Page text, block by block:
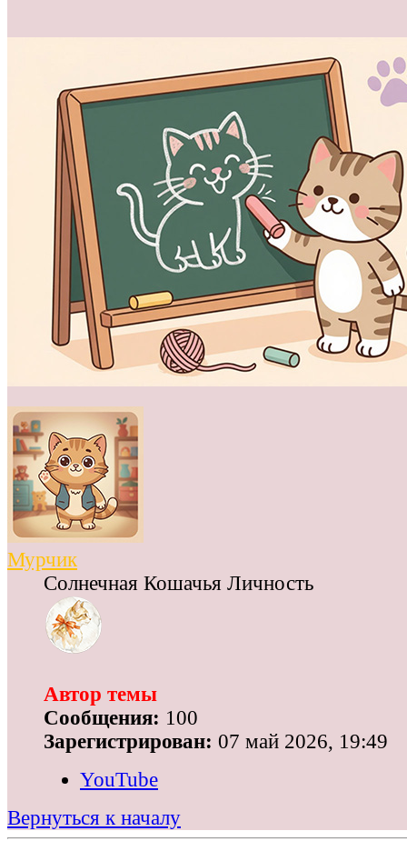
Мурчик
Солнечная Кошачья Личность
Автор темы
Сообщения: 100
Зарегистрирован: 07 май 2026, 19:49
YouTube
Вернуться к началу